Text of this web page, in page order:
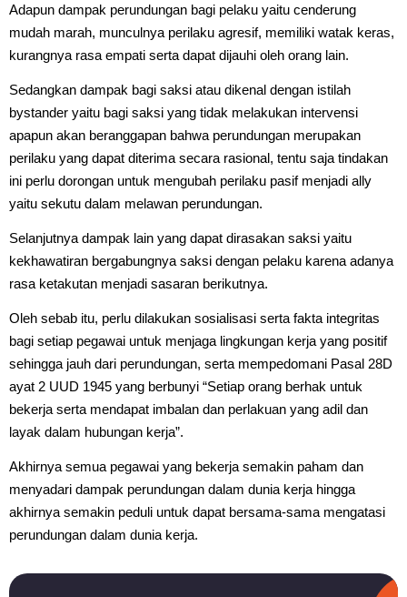
Adapun dampak perundungan bagi pelaku yaitu cenderung
mudah marah, munculnya perilaku agresif, memiliki watak keras,
kurangnya rasa empati serta dapat dijauhi oleh orang lain.
Sedangkan dampak bagi saksi atau dikenal dengan istilah
bystander yaitu bagi saksi yang tidak melakukan intervensi
apapun akan beranggapan bahwa perundungan merupakan
perilaku yang dapat diterima secara rasional, tentu saja tindakan
ini perlu dorongan untuk mengubah perilaku pasif menjadi ally
yaitu sekutu dalam melawan perundungan.
Selanjutnya dampak lain yang dapat dirasakan saksi yaitu
kekhawatiran bergabungnya saksi dengan pelaku karena adanya
rasa ketakutan menjadi sasaran berikutnya.
Oleh sebab itu, perlu dilakukan sosialisasi serta fakta integritas
bagi setiap pegawai untuk menjaga lingkungan kerja yang positif
sehingga jauh dari perundungan, serta mempedomani Pasal 28D
ayat 2 UUD 1945 yang berbunyi “Setiap orang berhak untuk
bekerja serta mendapat imbalan dan perlakuan yang adil dan
layak dalam hubungan kerja”.
Akhirnya semua pegawai yang bekerja semakin paham dan
menyadari dampak perundungan dalam dunia kerja hingga
akhirnya semakin peduli untuk dapat bersama-sama mengatasi
perundungan dalam dunia kerja.